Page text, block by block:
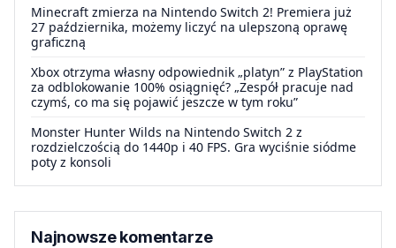
Minecraft zmierza na Nintendo Switch 2! Premiera już
27 października, możemy liczyć na ulepszoną oprawę
graficzną
Xbox otrzyma własny odpowiednik „platyn” z PlayStation
za odblokowanie 100% osiągnięć? „Zespół pracuje nad
czymś, co ma się pojawić jeszcze w tym roku”
Monster Hunter Wilds na Nintendo Switch 2 z
rozdzielczością do 1440p i 40 FPS. Gra wyciśnie siódme
poty z konsoli
Najnowsze komentarze